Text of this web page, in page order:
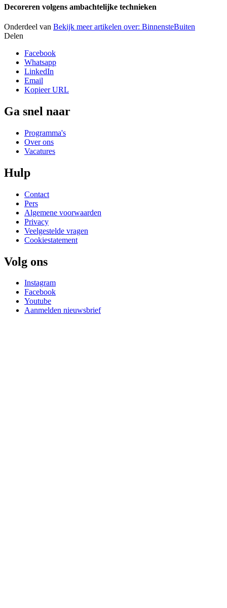
Decoreren volgens ambachtelijke technieken
Onderdeel van Bekijk meer artikelen over: BinnensteBuiten
Delen
Facebook
Whatsapp
LinkedIn
Email
Kopieer URL
Ga snel naar
Programma's
Over ons
Vacatures
Hulp
Contact
Pers
Algemene voorwaarden
Privacy
Veelgestelde vragen
Cookiestatement
Volg ons
Instagram
Facebook
Youtube
Aanmelden nieuwsbrief